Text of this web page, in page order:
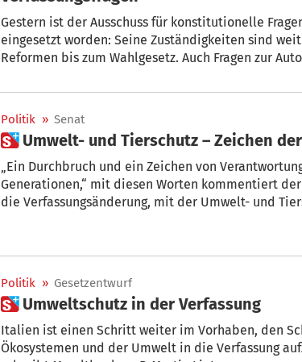
Gestern ist der Ausschuss für konstitutionelle
eingesetzt worden: Seine Zuständigkeiten sind
Reformen bis zum Wahlgesetz. Auch Fragen zur
Urzí vor.
Politik » Senat
 Umwelt- und Tierschutz – Zeichen
„Ein Durchbruch und ein Zeichen von
Generationen,“ mit diesen Worten kommentiert
die Verfassungsänderung, mit der Umwelt- und
Politik » Gesetzentwurf
 Umweltschutz in der Verfassung
Italien ist einen Schritt weiter im Vorhaben, den
Ökosystemen und der Umwelt in die Verfassung